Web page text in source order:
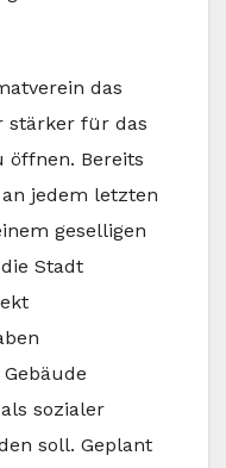
das
stärker für das
öffnen. Bereits
jedem letzten
geselligen
Stadt
sozialer
soll. Geplant